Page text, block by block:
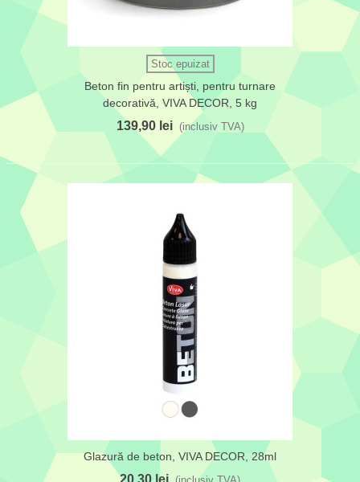
Stoc epuizat
Beton fin pentru artiști, pentru turnare
decorativă, VIVA DECOR, 5 kg
139,90 lei (inclusiv TVA)
Glazură de beton, VIVA DECOR, 28ml
20,30 lei